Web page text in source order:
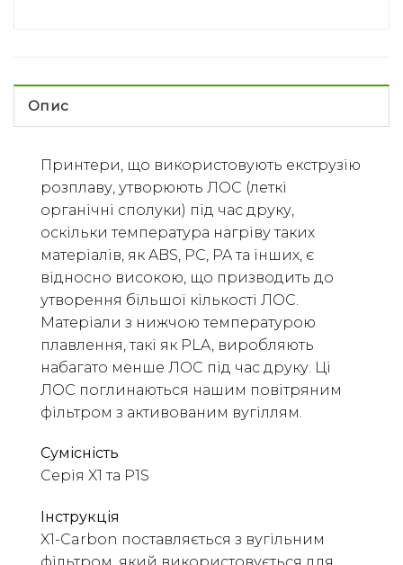
Опис
Принтери, що використовують екструзію
розплаву, утворюють ЛОС (леткі
органічні сполуки) під час друку,
оскільки температура нагріву таких
матеріалів, як ABS, PC, PA та інших, є
відносно високою, що призводить до
утворення більшої кількості ЛОС.
Матеріали з нижчою температурою
плавлення, такі як PLA, виробляють
набагато менше ЛОС під час друку. Ці
ЛОС поглинаються нашим повітряним
фільтром з активованим вугіллям.
Сумісність
Серія X1 та P1S
Інструкція
X1-Carbon поставляється з вугільним